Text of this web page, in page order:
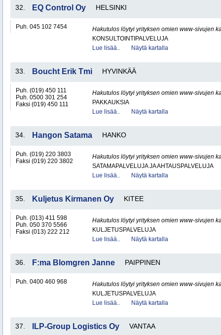
32. EQ Control Oy HELSINKI
Puh. 045 102 7454
Hakutulos löytyi yrityksen omien www-sivujen
KONSULTOINTIPALVELUJA
Lue lisää..
Näytä kartalla
33. Boucht Erik Tmi HYVINKÄÄ
Puh. (019) 450 111
Puh. 0500 301 254
Faksi (019) 450 111
Hakutulos löytyi yrityksen omien www-sivujen
PAKKAUKSIA
Lue lisää..
Näytä kartalla
34. Hangon Satama HANKO
Puh. (019) 220 3803
Faksi (019) 220 3802
Hakutulos löytyi yrityksen omien www-sivujen
SATAMAPALVELUJA JA AHTAUSPALVELUJA
Lue lisää..
Näytä kartalla
35. Kuljetus Kirmanen Oy KITEE
Puh. (013) 411 598
Puh. 050 370 5566
Faksi (013) 222 212
Hakutulos löytyi yrityksen omien www-sivujen
KULJETUSPALVELUJA
Lue lisää..
Näytä kartalla
36. F:ma Blomgren Janne PAIPPINEN
Puh. 0400 460 968
Hakutulos löytyi yrityksen omien www-sivujen
KULJETUSPALVELUJA
Lue lisää..
Näytä kartalla
37. ILP-Group Logistics Oy VANTAA